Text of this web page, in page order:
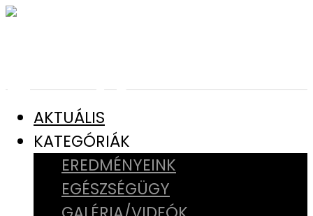
AKTUÁLIS
KATEGÓRIÁK
EREDMÉNYEINK
EGÉSZSÉGÜGY